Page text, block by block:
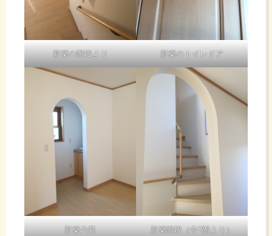
新築の階段より 新築のトイレドア
新築内装 新築階段（中2階より）